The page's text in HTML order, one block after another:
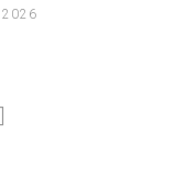
2026